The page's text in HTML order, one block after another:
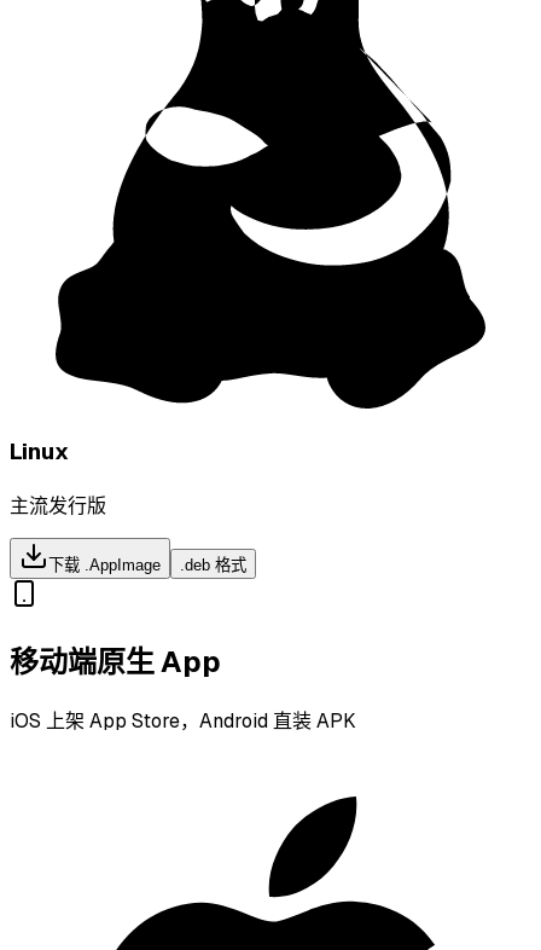
Linux
主流发行版
下载 .AppImage .deb 格式
移动端原生 App
iOS 上架 App Store，Android 直装 APK